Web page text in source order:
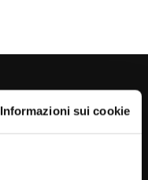
Informazioni sui cookie